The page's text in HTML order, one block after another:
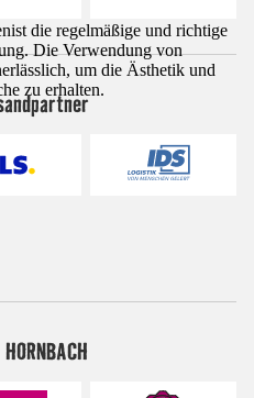
die regelmäßige und richtige
Die Verwendung von
um die Ästhetik und
zu erhalten.